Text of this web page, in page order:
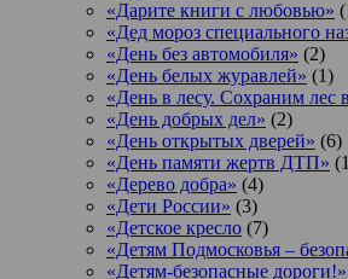
«Дарите книги с любовью»
«Дед мороз специального
«День без автомобиля» (2)
«День белых журавлей» (1)
«День в лесу. Сохраним лес
«День добрых дел» (2)
«День открытых дверей» (6)
«День памяти жертв ДТП»
«Дерево добра» (4)
«Дети России» (3)
«Детское кресло (7)
«Детям Подмосковья –
«Детям-безопасные дороги!»